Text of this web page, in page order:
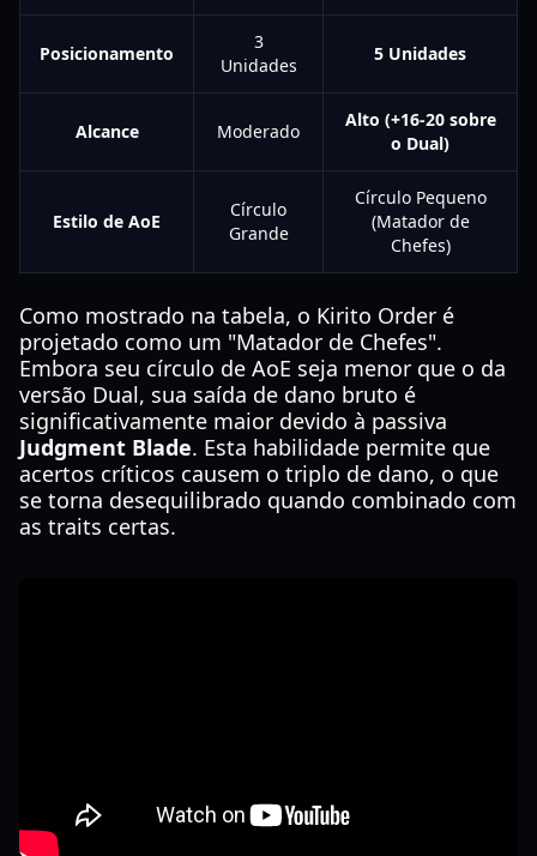
Posicionamento
3
Unidades
5 Unidades
Alcance Moderado
Alto (+16-20 sobre
o Dual)
Estilo de AoE
Círculo
Grande
Círculo Pequeno
(Matador de
Chefes)
Como mostrado na tabela, o Kirito Order é
projetado como um "Matador de Chefes".
Embora seu círculo de AoE seja menor que o da
versão Dual, sua saída de dano bruto é
significativamente maior devido à passiva
Judgment Blade. Esta habilidade permite que
acertos críticos causem o triplo de dano, o que
se torna desequilibrado quando combinado com
as traits certas.